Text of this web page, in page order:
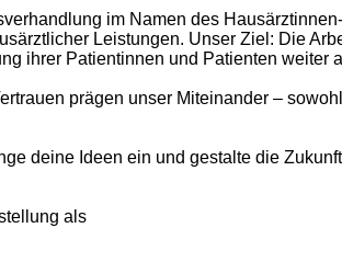
im Namen des
Leistungen. Unser Ziel: Die
ihrer Patientinnen und Patienten weiter
prägen unser Miteinander –
deine Ideen ein und gestalte die
als